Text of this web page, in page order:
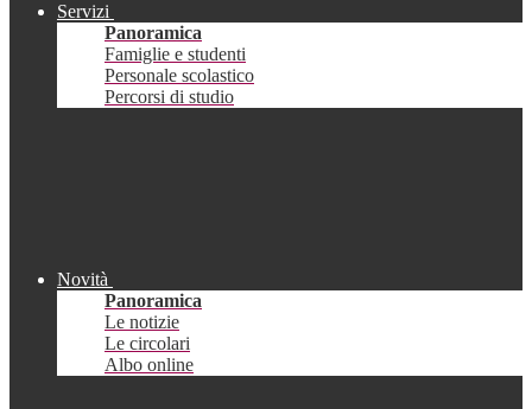
Servizi
Panoramica
Famiglie e studenti
Personale scolastico
Percorsi di studio
Novità
Panoramica
Le notizie
Le circolari
Albo online